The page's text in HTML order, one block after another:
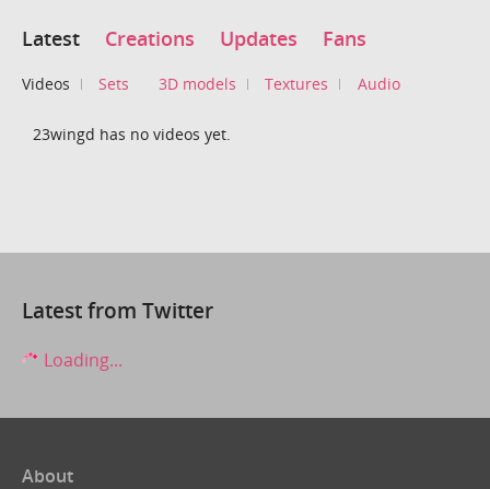
Latest Creations Updates Fans
Videos Sets 3D models Textures Audio
23wingd has no videos yet.
Latest from Twitter
Loading...
About